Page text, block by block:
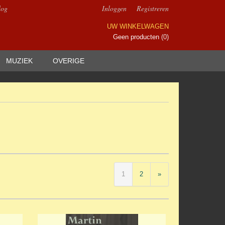
Inloggen Registreren
UW WINKELWAGEN
Geen producten (0)
MUZIEK OVERIGE
1 2 »